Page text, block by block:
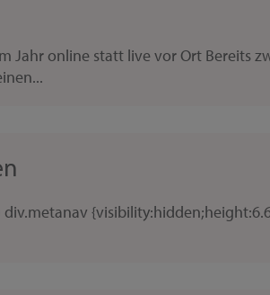
Jahr online statt live vor Ort Bereits
div.metanav